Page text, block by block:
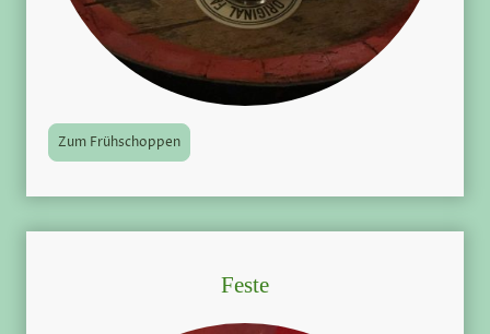
Zum Frühschoppen
Feste